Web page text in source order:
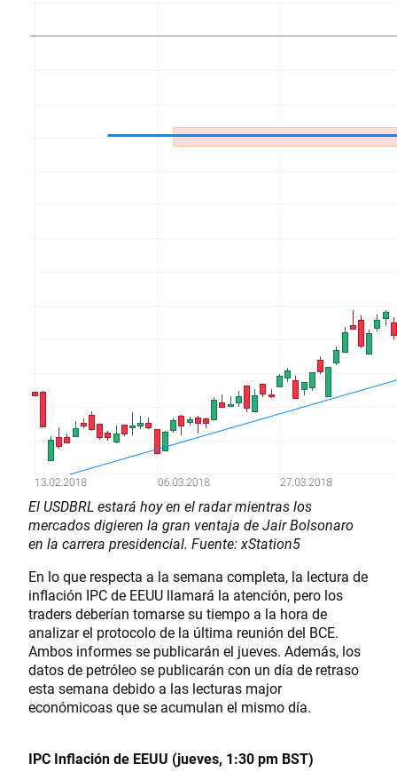
El USDBRL estará hoy en el radar mientras los
mercados digieren la gran ventaja de Jair Bolsonaro
en la carrera presidencial. Fuente: xStation5
En lo que respecta a la semana completa, la lectura de
inflación IPC de EEUU llamará la atención, pero los
traders deberían tomarse su tiempo a la hora de
analizar el protocolo de la última reunión del BCE.
Ambos informes se publicarán el jueves. Además, los
datos de petróleo se publicarán con un día de retraso
esta semana debido a las lecturas major
económicoas que se acumulan el mismo día.
IPC Inflación de EEUU (jueves, 1:30 pm BST)